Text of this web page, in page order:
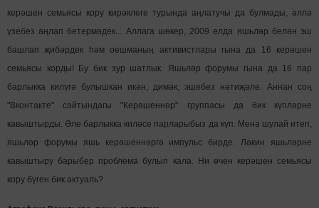
керәшен семьясы кору кирәклеге турында аңлатучы да булмады, әллә
үзебез аңлап бетермәдек... Аллага шөкер, 2009 елда яшьләр белән эш
башлап җибәрдек һәм оешманың активистлары гына да 16 керәшен
семьясы корды! Бу бик зур шатлык. Яшьләр форумы гына да 16 пар
барлыкка килүгә булышкан икән, димәк, эшебез нәтиҗәле. Аннан соң
"Вконтакте" сайтындагы "Керәшеннәр" группасы да бик күпләрне
кавыштырды. Әле барлыкка киләсе парларыбыз да күп. Менә шулай итеп,
яшьләр форумы яшь керәшеннәргә импульс бирде. Ләкин яшьләрне
кавыштыру барыбер проблема булып кала. Ни өчен керәшен семьясы
кору бүген бик актуаль?